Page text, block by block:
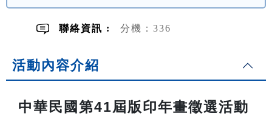
聯絡資訊 : 分機：336
活動內容介紹
中華民國第41屆版印年畫徵選活動